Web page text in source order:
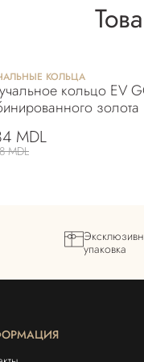
КОЛЬЦА
кольцо EV
золота
MDL
MDL
упаковка